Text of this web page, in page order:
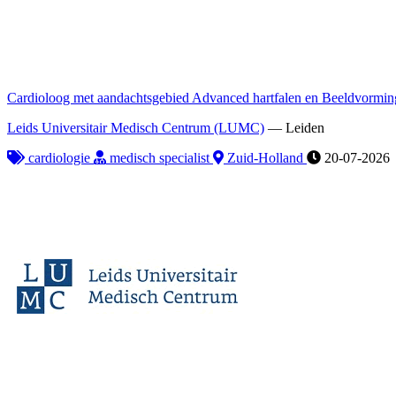
Cardioloog met aandachtsgebied Advanced hartfalen en
Leids Universitair Medisch Centrum (LUMC) — Leiden
cardiologie
medisch specialist Zuid-Holland 20-07-2026